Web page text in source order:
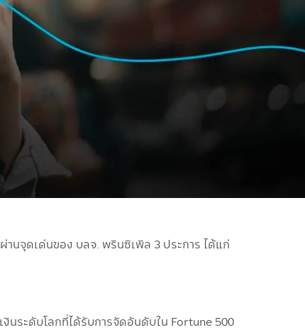
นจุดเด่นของ บลจ. พรินซิเพิล 3 ประการ ได้แก่
นระดับโลกที่ได้รับการจัดอันดับใน Fortune 500